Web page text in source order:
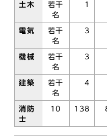
土木
若干
名
1
電気
若干
名
3
機械
若干
名
3
建築
若干
名
4
消防
士
10 138